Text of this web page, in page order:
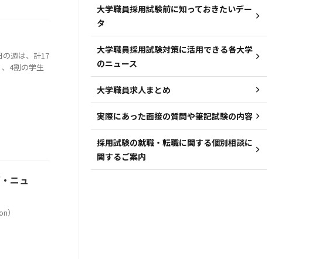
の週は、計17
4割の学生
ニュ
）
大学職員採用試験前に知っておきたいデー
タ
大学職員採用試験対策に活用できる各大学
のニュース
大学職員求人まとめ
実際にあった面接の質問や筆記試験の内容
採用試験の就職・転職に関する個別相談に
関するご案内